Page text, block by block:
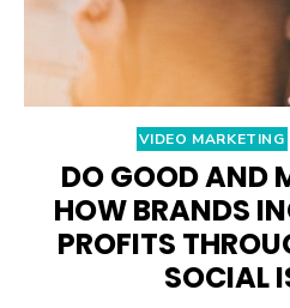
VIDEO MARKETING
DO GOOD AND
HOW BRANDS
PROFITS
SOCIAL